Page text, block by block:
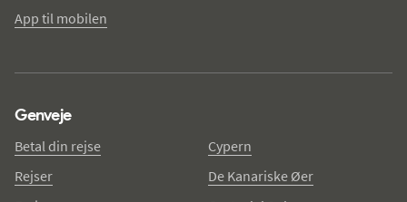
App til mobilen
Genveje
Betal din rejse
Rejser
Cypern
De Kanariske Øer